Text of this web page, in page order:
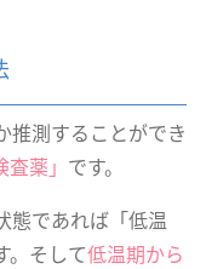
推測することができ
薬」 です。
態であれば「低温
。そして低温期から